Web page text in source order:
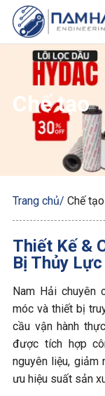
Chế tạo
Trang chủ Chế tạo
Thiết Kế &
Bị Thủy Lực
Nam Hải chuyên
móc và thiết bị
cầu vận hành
được tích hợp
nguyên liệu, giảm
ưu hiệu suất sản